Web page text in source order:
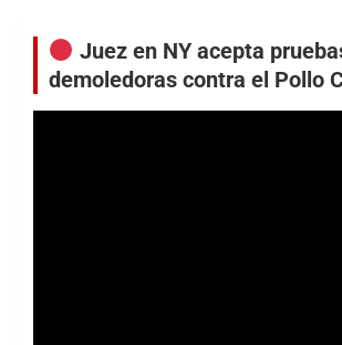
Juez en NY acepta
demoledoras contra el Pollo